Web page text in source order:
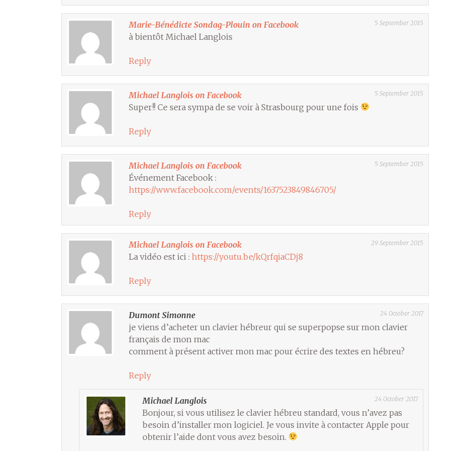
Marie-Bénédicte Sondag-Plouin on Facebook 5 September 2015
à bientôt Michael Langlois
Reply
Michael Langlois on Facebook 5 September 2015
Super!! Ce sera sympa de se voir à Strasbourg pour une fois
Reply
Michael Langlois on Facebook 5 September 2015
Événement Facebook :
https://www.facebook.com/events/1637523849846705/
Reply
Michael Langlois on Facebook 29 September 2015
La vidéo est ici : https://youtu.be/kQrfqiaCDj8
Reply
Dumont Simonne 24 October 2017
je viens d’acheter un clavier hébreur qui se superpopse sur mon clavier
français de mon mac
comment à présent activer mon mac pour écrire des textes en hébreu?
Reply
Michael Langlois 24 October 2017
Bonjour, si vous utilisez le clavier hébreu standard, vous n’avez pas
besoin d’installer mon logiciel. Je vous invite à contacter Apple pour
obtenir l’aide dont vous avez besoin.